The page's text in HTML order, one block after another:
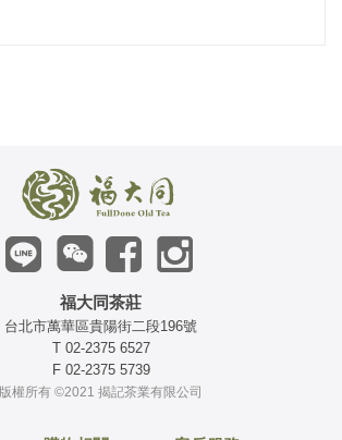
福大同茶莊
台北市萬華區貴陽街二段196號
T 02-2375 6527
F 02-2375 5739
版權所有 ©2021 揭記茶業有限公司